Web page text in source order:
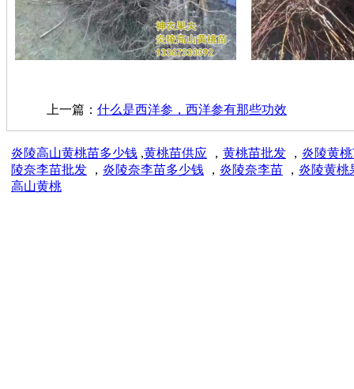
上一篇： 什么是西洋参，西洋参有那些功效
炎陵高山黄桃苗多少钱 ,黄桃苗供应 ， 黄桃苗批发 ， 炎陵黄
陵奈李苗批发 ， 炎陵奈李苗多少钱 ， 炎陵奈李苗 ， 炎陵黄桃
高山黄桃